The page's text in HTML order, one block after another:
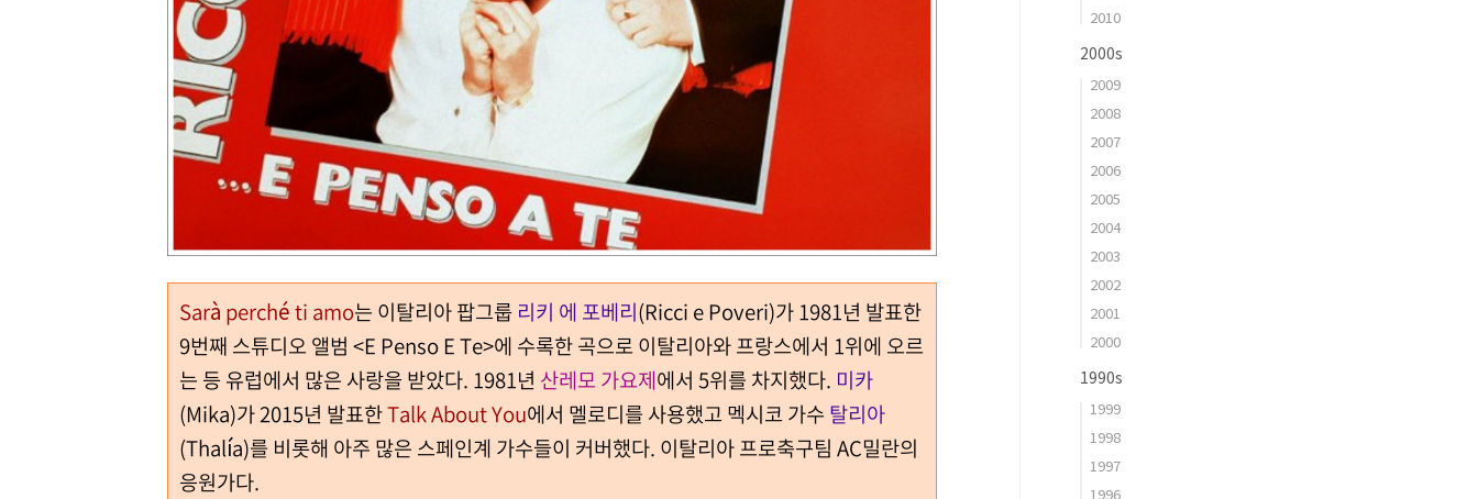
Sarà perché ti amo는 이탈리아 팝그룹 리키 에 포베리(Ricci e Poveri)가 1981년 발표한
9번째 스튜디오 앨범 <E Penso E Te>에 수록한 곡으로 이탈리아와 프랑스에서 1위에 오르
는 등 유럽에서 많은 사랑을 받았다. 1981년 산레모 가요제에서 5위를 차지했다. 미카
(Mika)가 2015년 발표한Talk About You에서 멜로디를 사용했고 멕시코 가수 탈리아
(Thalía)를 비롯해 아주 많은 스페인계 가수들이 커버했다. 이탈리아 프로축구팀 AC밀란의
응원가다.
2010
2000s
2009
2008
2007
2006
2005
2004
2003
2002
2001
2000
1990s
1999
1998
1997
1996